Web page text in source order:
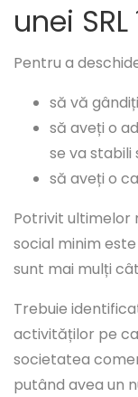
unei
Pentru a
să vă
să aveți o
se va stabili
să aveți o
Potrivit ultimelor
social minim
sunt mai mulți
Trebuie
activităților pe
societatea
putând avea un